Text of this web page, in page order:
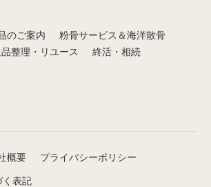
のご案内
粉骨サービス＆海洋散骨
整理・リユース
終活・相続
概要 プライバシーポリシー
く表記